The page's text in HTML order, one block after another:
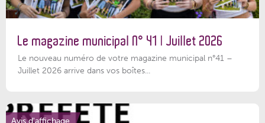
Le magazine municipal N° 41 | Juillet 2026
Le nouveau numéro de votre magazine municipal n°41 –
Juillet 2026 arrive dans vos boîtes...
Avis d'affichage